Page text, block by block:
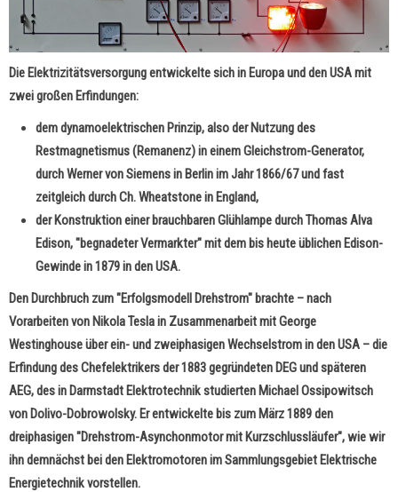
Die Elektrizitätsversorgung entwickelte sich in Europa und den USA mit
zwei großen Erfindungen:
dem dynamoelektrischen Prinzip, also der Nutzung des
Restmagnetismus (Remanenz) in einem Gleichstrom-Generator,
durch Werner von Siemens in Berlin im Jahr 1866/67 und fast
zeitgleich durch Ch. Wheatstone in England,
der Konstruktion einer brauchbaren Glühlampe durch Thomas Alva
Edison, "begnadeter Vermarkter" mit dem bis heute üblichen Edison-
Gewinde in 1879 in den USA.
Den Durchbruch zum "Erfolgsmodell Drehstrom" brachte – nach
Vorarbeiten von Nikola Tesla in Zusammenarbeit mit George
Westinghouse über ein- und zweiphasigen Wechselstrom in den USA – die
Erfindung des Chefelektrikers der 1883 gegründeten DEG und späteren
AEG, des in Darmstadt Elektrotechnik studierten Michael Ossipowitsch
von Dolivo-Dobrowolsky. Er entwickelte bis zum März 1889 den
dreiphasigen "Drehstrom-Asynchonmotor mit Kurzschlussläufer", wie wir
ihn demnächst bei den Elektromotoren im Sammlungsgebiet Elektrische
Energietechnik vorstellen.